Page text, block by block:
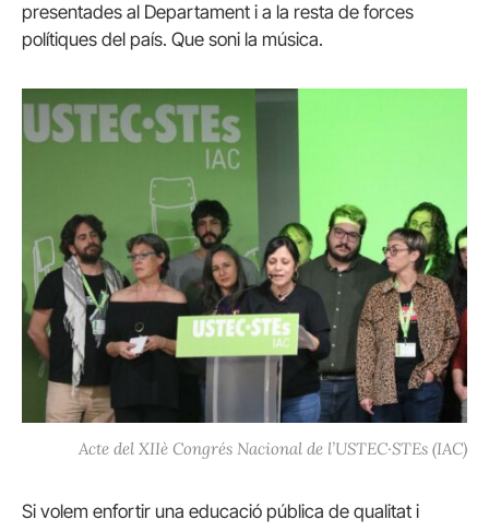
presentades al Departament i a la resta de forces
polítiques del país. Que soni la música.
Acte del XIIè Congrés Nacional de l’USTEC·STEs (IAC)
Si volem enfortir una educació pública de qualitat i